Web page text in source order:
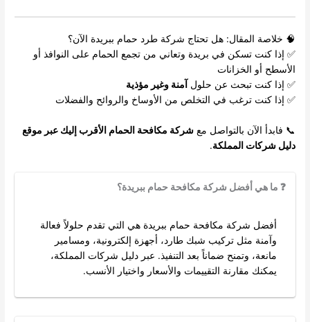
🧠 خلاصة المقال: هل تحتاج شركة طرد حمام ببريدة الآن؟
✅ إذا كنت تسكن في بريدة وتعاني من تجمع الحمام على النوافذ أو
الأسطح أو الخزانات
✅ إذا كنت تبحث عن حلول
آمنة وغير مؤذية
✅ إذا كنت ترغب في التخلص من الأوساخ والروائح والفضلات
📞 فابدأ الآن بالتواصل معشركة مكافحة الحمام الأقرب إليك عبر موقع
دليل شركات المملكة.
❓ ما هي أفضل شركة مكافحة حمام ببريدة؟
أفضل شركة مكافحة حمام ببريدة هي التي تقدم حلولاً فعالة
وآمنة مثل تركيب شبك طارد، أجهزة إلكترونية، ومسامير
مانعة، وتمنح ضماناً بعد التنفيذ. عبر دليل شركات المملكة،
يمكنك مقارنة التقييمات والأسعار واختيار الأنسب.